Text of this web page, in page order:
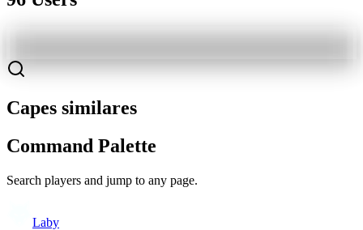
Capes similares
Command Palette
Search players and jump to any page.
Laby